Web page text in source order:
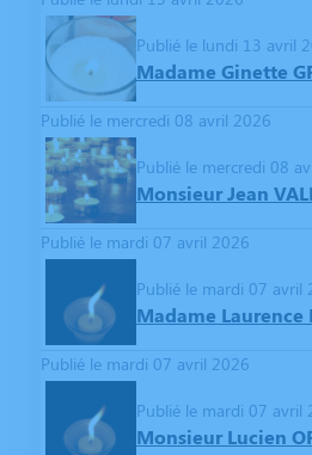
Publié le lundi 13 avril
Madame Ginette
Publié le mercredi 08 avril 2026
Publié le mercredi 08
Monsieur Jean
Publié le mardi 07 avril 2026
Publié le mardi 07 avril
Madame Laurence
Publié le mardi 07 avril 2026
Publié le mardi 07 avril
Monsieur Lucien